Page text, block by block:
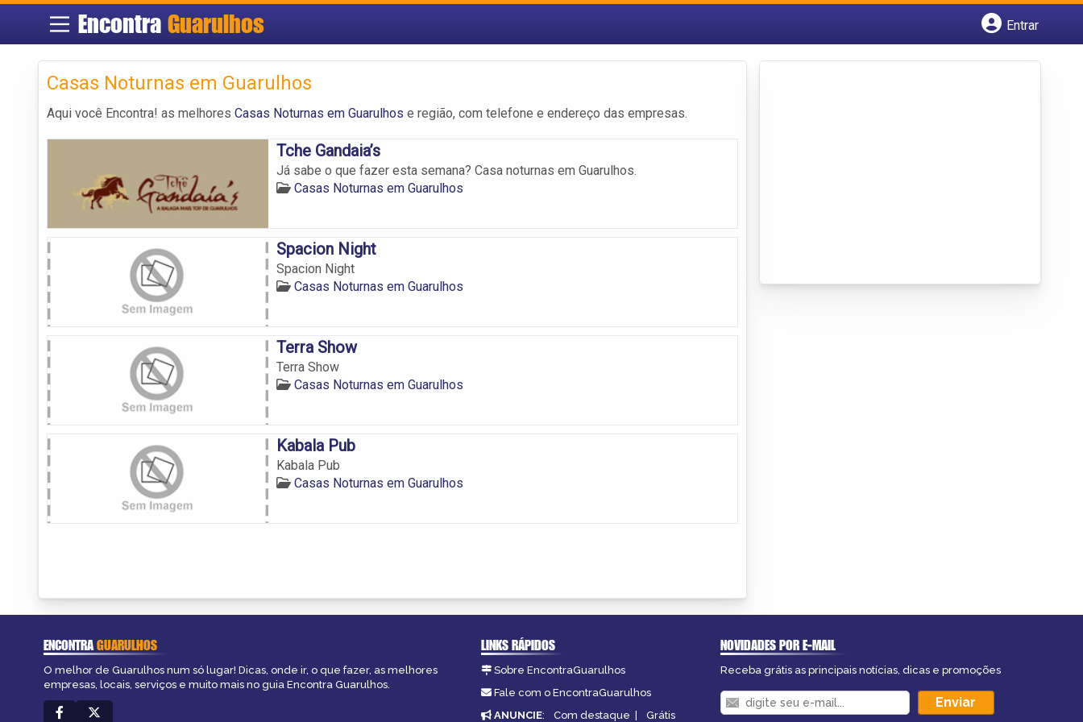
EncontraGuarulhos
Entrar
Casas Noturnas em Guarulhos
Aqui você Encontra! as melhores Casas Noturnas em Guarulhos e região, com telefone e endereço das empresas.
Tche Gandaia’s
Já sabe o que fazer esta semana? Casa noturnas em Guarulhos.
Casas Noturnas em Guarulhos
Spacion Night
Spacion Night
Casas Noturnas em Guarulhos
Terra Show
Terra Show
Casas Noturnas em Guarulhos
Kabala Pub
Kabala Pub
Casas Noturnas em Guarulhos
ENCONTRAGUARULHOS
O melhor de Guarulhos num só lugar! Dicas, onde ir, o que fazer, as melhores
empresas, locais, serviços e muito mais no guia Encontra Guarulhos.
LINKS RÁPIDOS
Sobre EncontraGuarulhos
Fale com o EncontraGuarulhos
ANUNCIE: Com destaque | Grátis
NOVIDADES POR E-MAIL
Receba grátis as principais notícias, dicas e promoções